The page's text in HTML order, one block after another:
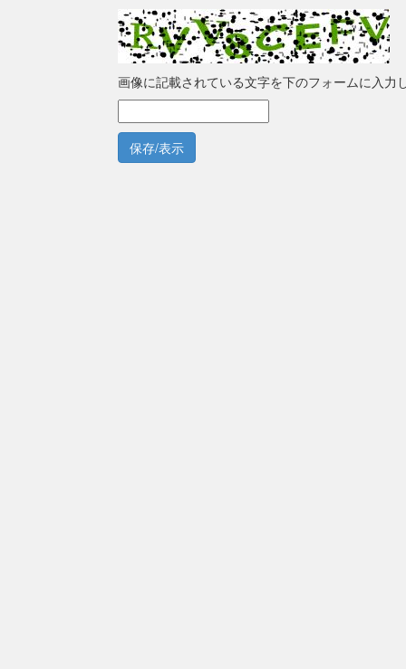
画像に記載されている文字を下のフォームに入力
保存/表示